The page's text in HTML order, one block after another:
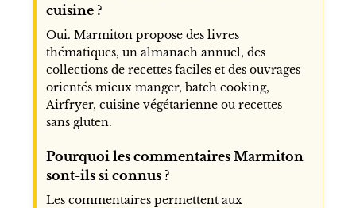
cuisine ?
Oui. Marmiton propose des livres
thématiques, un almanach annuel, des
collections de recettes faciles et des ouvrages
orientés mieux manger, batch cooking,
Airfryer, cuisine végétarienne ou recettes
sans gluten.
Pourquoi les commentaires Marmiton
sont-ils si connus ?
Les commentaires permettent aux